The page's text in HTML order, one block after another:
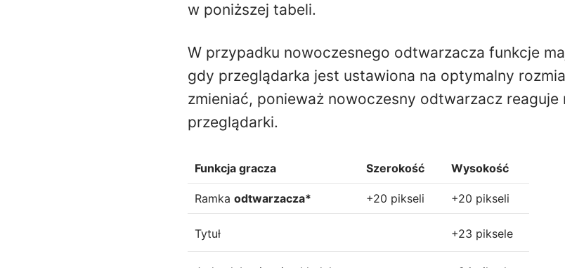
w poniższej tabeli.
W przypadku nowoczesnego odtwarzacza funkcje
gdy przeglądarka jest ustawiona na optymalny
zmieniać, ponieważ nowoczesny odtwarzacz reaguje
przeglądarki.
Funkcja gracza Szerokość Wysokość
Ramkaodtwarzacza* +20 pikseli +20 pikseli
Tytuł +23 piksele